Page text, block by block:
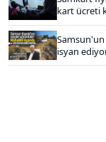
kart ücreti
isyan